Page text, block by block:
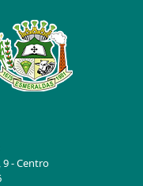
9 - Centro